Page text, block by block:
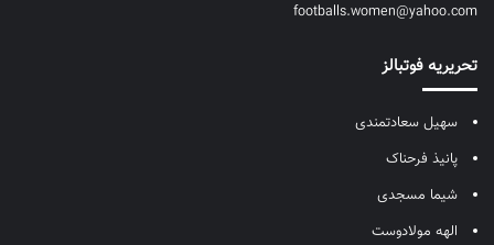
footballs.women@yahoo.com
تحریریه فوتبالز
سهیل سعادتمندی
پانیذ فرحناک
شیما مسجدی
الهه مولادوست